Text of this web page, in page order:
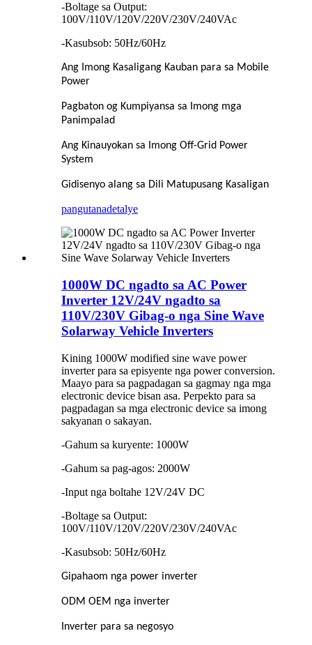
-Boltage sa Output:
100V/110V/120V/220V/230V/240VAc
-Kasubsob: 50Hz/60Hz
Ang Imong Kasaligang Kauban para sa Mobile
Power
Pagbaton og Kumpiyansa sa Imong mga
Panimpalad
Ang Kinauyokan sa Imong Off-Grid Power
System
Gidisenyo alang sa Dili Matupusang Kasaligan
pangutanadetalye
1000W DC ngadto sa AC Power
Inverter 12V/24V ngadto sa
110V/230V Gibag-o nga Sine Wave
Solarway Vehicle Inverters
Kining 1000W modified sine wave power
inverter para sa episyente nga power conversion.
Maayo para sa pagpadagan sa gagmay nga mga
electronic device bisan asa. Perpekto para sa
pagpadagan sa mga electronic device sa imong
sakyanan o sakayan.
-Gahum sa kuryente: 1000W
-Gahum sa pag-agos: 2000W
-Input nga boltahe 12V/24V DC
-Boltage sa Output:
100V/110V/120V/220V/230V/240VAc
-Kasubsob: 50Hz/60Hz
Gipahaom nga power inverter
ODM OEM nga inverter
Inverter para sa negosyo